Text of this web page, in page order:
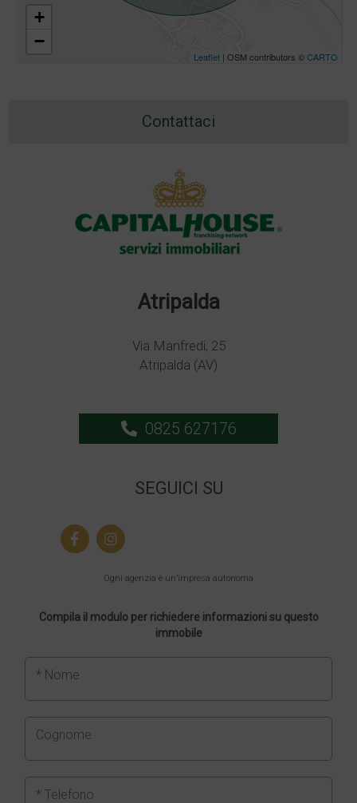
+
−
Leaflet| OSM contributors ©CARTO
Contattaci
Atripalda
Via Manfredi, 25
Atripalda (AV)
0825 627176
SEGUICI SU
Ogni agenzia è un’impresa autonoma
Compila il modulo per richiedere informazioni su questo
immobile
* Nome
Cognome
* Telefono